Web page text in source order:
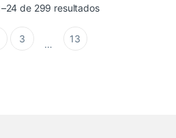
de 299 resultadosSorted by latest
3 … 13